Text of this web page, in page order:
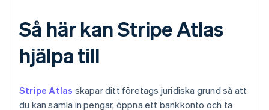
Så här kan Stripe Atlas
hjälpa till
Stripe Atlas skapar ditt företags juridiska grund så att
du kan samla in pengar, öppna ett bankkonto och ta